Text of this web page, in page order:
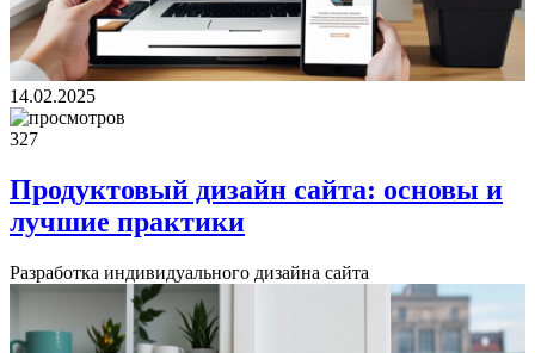
14.02.2025
327
Продуктовый дизайн сайта: основы и
лучшие практики
Разработка индивидуального дизайна сайта